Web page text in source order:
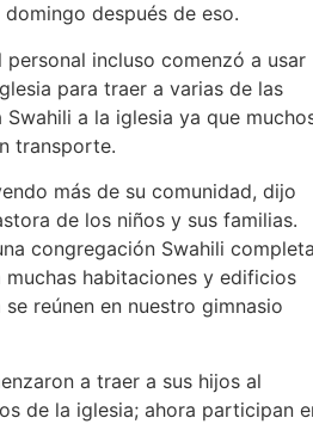
después de eso.
personal incluso comenzó a usar
para traer a varias de las
a la iglesia ya que
transporte.
más de su comunidad, dijo
de los niños y sus familias.
congregación Swahili
habitaciones y edificios
reúnen en nuestro gimnasio
a traer a sus hijos al
de la iglesia; ahora participan